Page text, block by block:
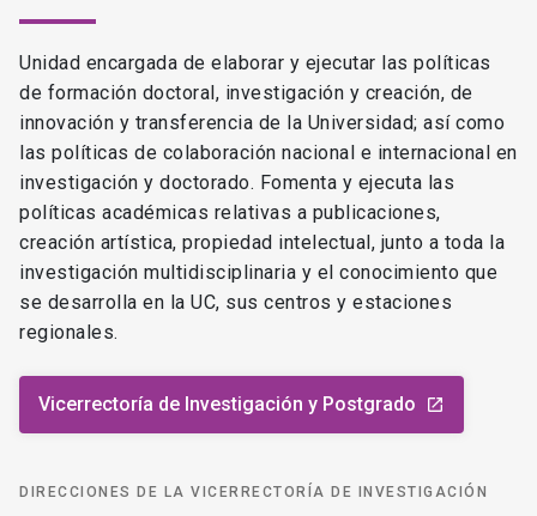
Unidad encargada de elaborar y ejecutar las políticas
de formación doctoral, investigación y creación, de
innovación y transferencia de la Universidad; así como
las políticas de colaboración nacional e internacional en
investigación y doctorado. Fomenta y ejecuta las
políticas académicas relativas a publicaciones,
creación artística, propiedad intelectual, junto a toda la
investigación multidisciplinaria y el conocimiento que
se desarrolla en la UC, sus centros y estaciones
regionales.
Vicerrectoría de Investigación y Postgrado launch
DIRECCIONES DE LA VICERRECTORÍA DE INVESTIGACIÓN